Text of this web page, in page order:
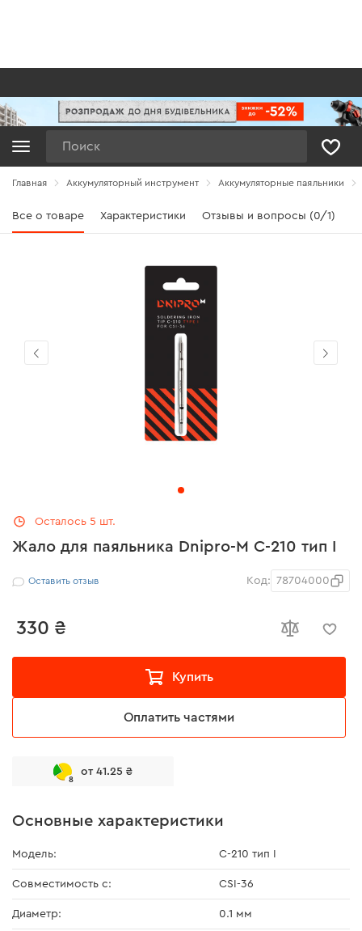
Главная Аккумуляторный инструмент Аккумуляторные паяльники
Все о товаре Характеристики Отзывы и вопросы (0/1)
Жало для паяльника Dnipro-M C-210 тип I
Оставить отзыв Код: 78704000
330 ₴
Купить
Оплатить частями
8
от 41.25 ₴
Осталось 5 шт.
Основные характеристики
Модель: C-210 тип I
Совместимость с: CSI-36
Диаметр: 0.1 мм